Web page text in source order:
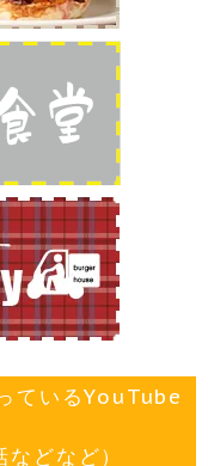
ているYouTube
どなど）